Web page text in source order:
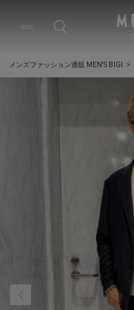
メンズファッション通販 MEN'S BIGI